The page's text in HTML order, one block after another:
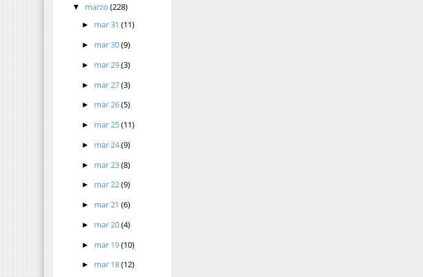
▼ marzo (228)
► mar 31(11)
► mar 30(9)
► mar 29(3)
► mar 27(3)
► mar 26(5)
► mar 25(11)
► mar 24(9)
► mar 23(8)
► mar 22(9)
► mar 21(6)
► mar 20(4)
► mar 19(10)
► mar 18(12)